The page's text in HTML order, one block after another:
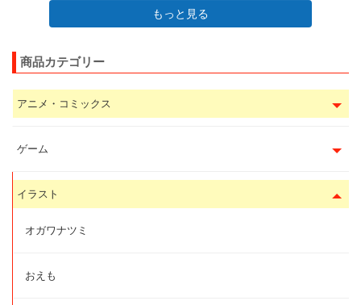
もっと見る
商品カテゴリー
アニメ・コミックス
ゲーム
イラスト
オガワナツミ
おえも